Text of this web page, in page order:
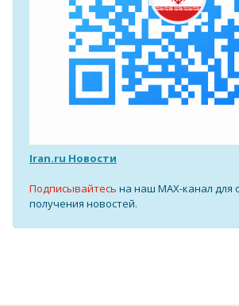
Iran.ru Новости
Подписывайтесь на наш MAX-канал для
получения новостей.